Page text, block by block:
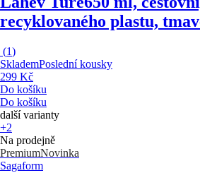
recyklovaného plastu,
(1)
SklademPoslední kousky
299 Kč
Do košíku
Do košíku
další varianty
+2
Na prodejně
PremiumNovinka
Sagaform